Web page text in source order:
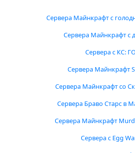
Сервера Майнкрафт с
Сервера Майнкрафт с
Сервера с КС:
Сервера Майнкрафт
Сервера Майнкрафт со
Сервера Браво Старс в
Сервера Майнкрафт
Сервера с Egg